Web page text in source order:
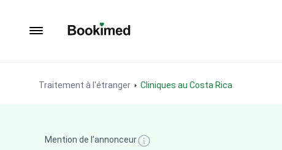
Traitement à l'étranger Cliniques au Costa Rica
Mention de l’annonceur